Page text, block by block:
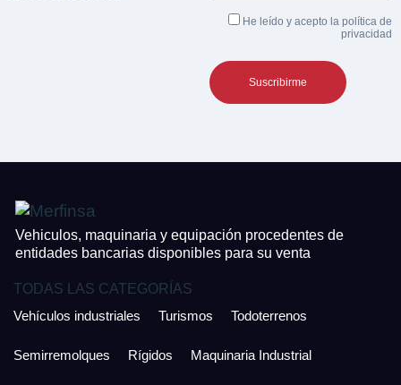
He leído y acepto la política de
privacidad
Vehiculos, maquinaria y equipación procedentes de
entidades bancarias disponibles para su venta
TODAS LAS CATEGORÍAS
Vehículos industriales
Turismos Todoterrenos
Semirremolques Rígidos Maquinaria Industrial